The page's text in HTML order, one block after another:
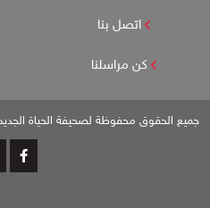
اتصل بنا
كن مراسلنا
جميع الحقوق محفوظة لصحيفة الحياة الجديدة